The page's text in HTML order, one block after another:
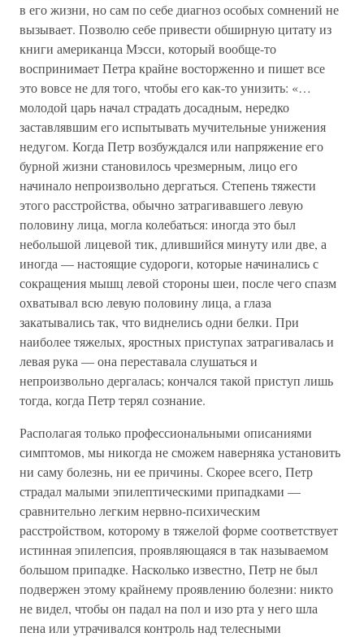
в его жизни, но сам по себе диагноз особых сомнений не
вызывает. Позволю себе привести обширную цитату из
книги американца Мэсси, который вообще-то
воспринимает Петра крайне восторженно и пишет все
это вовсе не для того, чтобы его как-то унизить: «…
молодой царь начал страдать досадным, нередко
заставлявшим его испытывать мучительные унижения
недугом. Когда Петр возбуждался или напряжение его
бурной жизни становилось чрезмерным, лицо его
начинало непроизвольно дергаться. Степень тяжести
этого расстройства, обычно затрагивавшего левую
половину лица, могла колебаться: иногда это был
небольшой лицевой тик, длившийся минуту или две, а
иногда — настоящие судороги, которые начинались с
сокращения мышц левой стороны шеи, после чего спазм
охватывал всю левую половину лица, а глаза
закатывались так, что виднелись одни белки. При
наиболее тяжелых, яростных приступах затрагивалась и
левая рука — она переставала слушаться и
непроизвольно дергалась; кончался такой приступ лишь
тогда, когда Петр терял сознание.
Располагая только профессиональными описаниями
симптомов, мы никогда не сможем наверняка установить
ни саму болезнь, ни ее причины. Скорее всего, Петр
страдал малыми эпилептическими припадками —
сравнительно легким нервно-психическим
расстройством, которому в тяжелой форме соответствует
истинная эпилепсия, проявляющаяся в так называемом
большом припадке. Насколько известно, Петр не был
подвержен этому крайнему проявлению болезни: никто
не видел, чтобы он падал на пол и изо рта у него шла
пена или утрачивался контроль над телесными